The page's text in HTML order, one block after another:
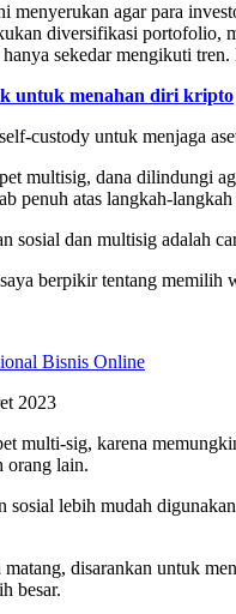
agar para
diversifikasi portofolio,
sekedar mengikuti
untuk menahan diri kripto
custody untuk menjaga
multisig, dana dilindungi
penuh atas langkah-langkah
sosial dan multisig adalah
berpikir tentang
Bisnis Online
2023
multi-sig, karena
orang lain.
lebih mudah
disarankan untuk
besar.